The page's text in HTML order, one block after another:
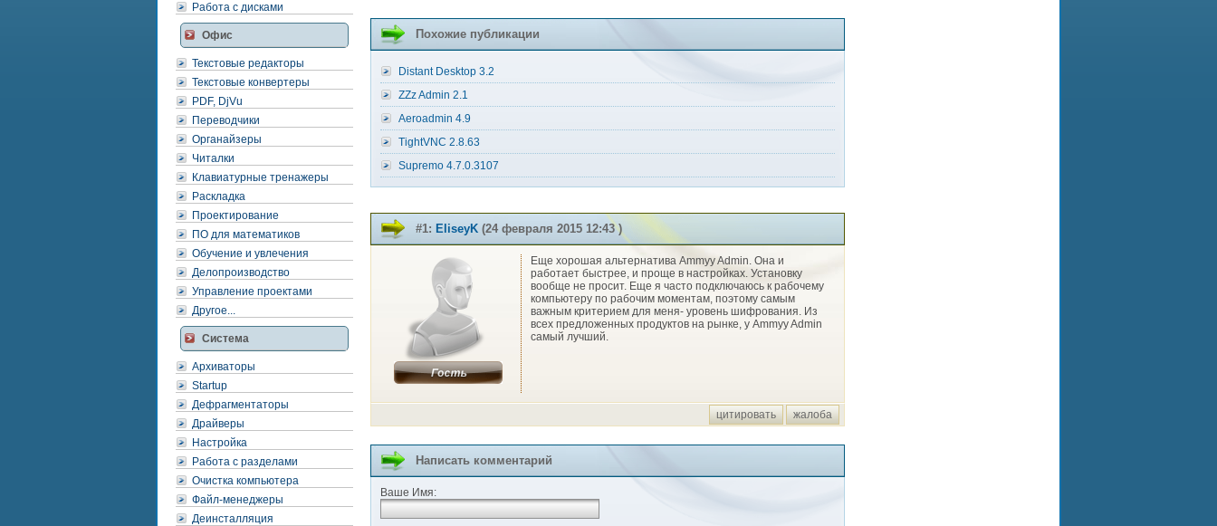
Работа с дисками
Офис
Текстовые редакторы
Текстовые конвертеры
PDF, DjVu
Переводчики
Органайзеры
Читалки
Клавиатурные тренажеры
Раскладка
Проектирование
ПО для математиков
Обучение и увлечения
Делопроизводство
Управление проектами
Другое...
Система
Архиваторы
Startup
Дефрагментаторы
Драйверы
Настройка
Работа с разделами
Очистка компьютера
Файл-менеджеры
Деинсталляция
Похожие публикации
Distant Desktop 3.2
ZZz Admin 2.1
Aeroadmin 4.9
TightVNC 2.8.63
Supremo 4.7.0.3107
#1: EliseyK (24 февраля 2015 12:43 )
Еще хорошая альтернатива Ammyy Admin. Она и
работает быстрее, и проще в настройках. Установку
вообще не просит. Еще я часто подключаюсь к рабочему
компьютеру по рабочим моментам, поэтому самым
важным критерием для меня- уровень шифрования. Из
всех предложенных продуктов на рынке, у Ammyy Admin
самый лучший.
цитировать жалоба
Написать комментарий
Ваше Имя: